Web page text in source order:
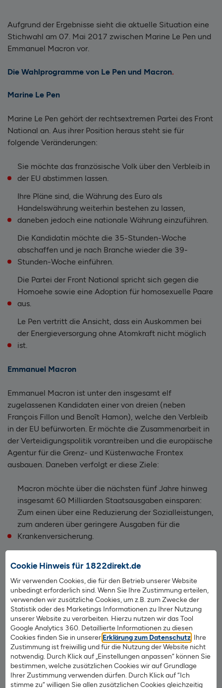
Cookie Hinweis für 1822direkt.de
Wir verwenden Cookies, die für den Betrieb unserer Website
unbedingt erforderlich sind. Wenn Sie Ihre Zustimmung erteilen,
verwenden wir zusätzliche Cookies, um z.B. zum Zwecke der
Statistik oder des Marketings Informationen zu Ihrer Nutzung
unserer Website zu verarbeiten. Hierzu nutzen wir das Tool
Google Analytics 360. Detaillierte Informationen zu diesen
Cookies finden Sie in unserer Erklärung zum Datenschutz . Ihre
Zustimmung ist freiwillig und für die Nutzung der Website nicht
notwendig. Durch Klick auf „Einstellungen anpassen“ können Sie
bestimmen, welche zusätzlichen Cookies wir auf Grundlage
Ihrer Zustimmung verwenden dürfen. Durch Klick auf “Ich
stimme zu“ willigen Sie allen zusätzlichen Cookies gleichzeitig
Aufgrund der Ergebnisse sieht die aktuelle Situation eine
Stichwahl am 07. Mai 2017 zwischen Marine Le Pen und
Emmanuel Macron vor.
Die Wahlprogramme von Le Pen und Macron
Marine Le Pen
Marine Le Pen gehört der rechtsextremen Partei des Front
National an. Aus ihrer Position heraus steht sie für
folgende Veränderungen:
Sie möchte das französische Volk über den Verbleib in
der EU abstimmen lassen.
Ihre Pläne sind, die Währung des Euro als
Handelswährung weiterhin bestehen zu lassen,
daneben jedoch eine nationale Währung einzuführen.
Die Kandidatin möchte die 35-Stunden-Woche
abschaffen und je nach Branche wieder die 39-
Stunden-Woche einführen.
Die Partei der Front National spricht sich gegen die
Homoehe sowie eine Adoption für homosexuelle Paare
aus.
Le Pen vertritt die Ansicht, dass ein Auskommen bei
der Energieversorgung ohne Atomkraft nicht möglich
ist.
Emmanuel Macron
Emmanuel Macron ist unter den insgesamt elf
zugelassenen Kandidaten einer von dreien (neben
François Fillon und Benoît Hamon), welche den Verbleib
in der EU befürworten. Er möchte die Zusammenarbeit in
der Verteidigungspolitik vorantreiben und die europäische
Agentur für die Grenz- und Küstenwache Frontex
ausbauen. Daneben verfolgt er diese Ziele:
Macron möchte über die nächsten fünf Jahre hinweg
insgesamt 60 Milliarden Staatsausgaben einsparen:
Zum einen über eine Reduzierung der Sozialleistungen,
zum anderen über geringere Ausgaben für die
Krankenversicherung.
Dienst streichen.
Hingegen sollen 10.000 zusätzliche Polizisten
angestellt sowie 15.000 neue Gefängnisplätze
eingerichtet werden. Dies soll die Sicherheit innerhalb
des Landes erhöhen.
Wie Le Pen ist auch er für eine Abschaffung der 35-
Stunden-Woche. Das Renteneintrittsalter soll flexibel,
je nach Branche zwischen 60 und 67 Jahren
festgelegt werden.